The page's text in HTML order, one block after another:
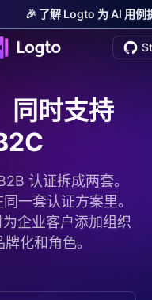
🎉 了解 Logto 为 AI 用例
同时支持
认证拆成两套。
一套认证方案里。
企业客户添加组织
化和角色。